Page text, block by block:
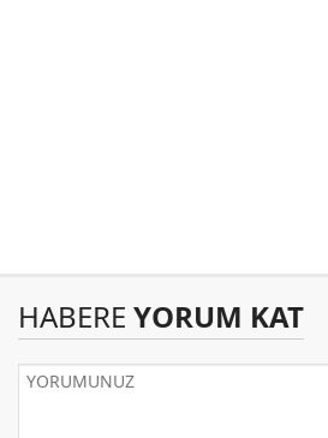
HABERE YORUM KAT